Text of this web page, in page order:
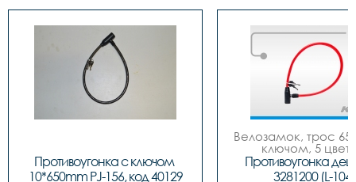
Противоугонка с ключом
10*650mm PJ-156, код 40129
Велозамок, трос
ключом, 5
Противоугонка
3281200 (L-104)